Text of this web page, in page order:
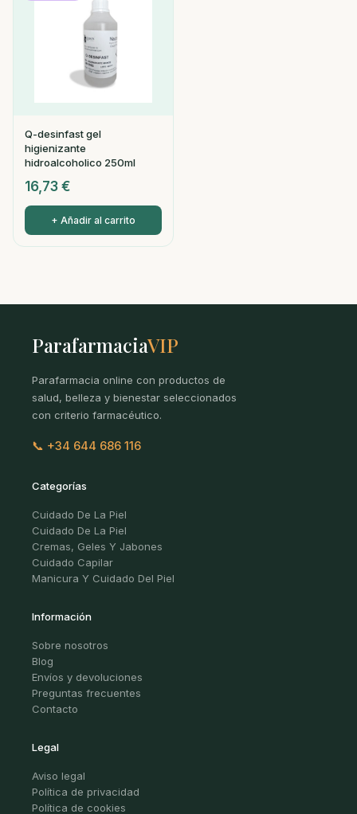
Q-desinfast gel
higienizante
hidroalcoholico 250ml
16,73 €
+ Añadir al carrito
ParafarmaciaVIP
Parafarmacia online con productos de
salud, belleza y bienestar seleccionados
con criterio farmacéutico.
📞 +34 644 686 116
Categorías
Cuidado De La Piel
Cuidado De La Piel
Cremas, Geles Y Jabones
Cuidado Capilar
Manicura Y Cuidado Del Piel
Información
Sobre nosotros
Blog
Envíos y devoluciones
Preguntas frecuentes
Contacto
Legal
Aviso legal
Política de privacidad
Política de cookies